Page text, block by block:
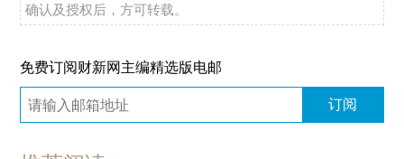
确认及授权后，方可转载。
免费订阅财新网主编精选版电邮
订阅